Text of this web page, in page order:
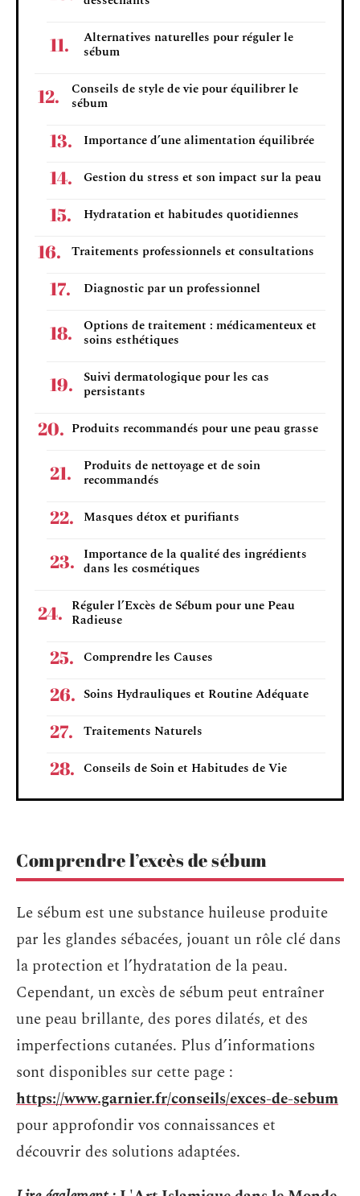
Alternatives naturelles pour réguler le
sébum
Conseils de style de vie pour équilibrer le
sébum
Importance d’une alimentation équilibrée
Gestion du stress et son impact sur la peau
Hydratation et habitudes quotidiennes
Traitements professionnels et consultations
Diagnostic par un professionnel
Options de traitement : médicamenteux et
soins esthétiques
Suivi dermatologique pour les cas
persistants
Produits recommandés pour une peau grasse
Produits de nettoyage et de soin
recommandés
Masques détox et purifiants
Importance de la qualité des ingrédients
dans les cosmétiques
Réguler l’Excès de Sébum pour une Peau
Radieuse
Comprendre les Causes
Soins Hydrauliques et Routine Adéquate
Traitements Naturels
Conseils de Soin et Habitudes de Vie
Comprendre l’excès de sébum
Le sébum est une substance huileuse produite
par les glandes sébacées, jouant un rôle clé dans
la protection et l’hydratation de la peau.
Cependant, un excès de sébum peut entraîner
une peau brillante, des pores dilatés, et des
imperfections cutanées. Plus d’informations
sont disponibles sur cette page :
https://www.garnier.fr/conseils/exces-de-sebum
pour approfondir vos connaissances et
découvrir des solutions adaptées.